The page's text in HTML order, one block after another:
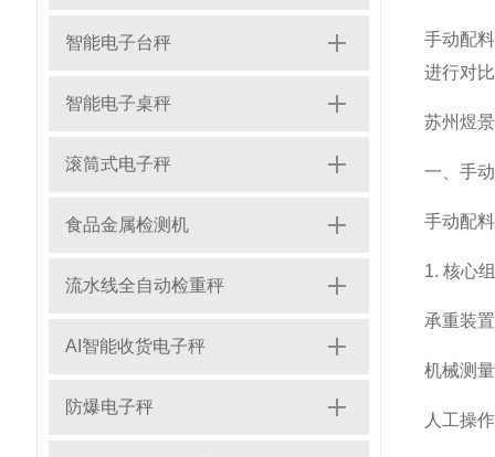
智能电子台秤
智能电子桌秤
滚筒式电子秤
食品金属检测机
流水线全自动检重秤
AI智能收货电子秤
防爆电子秤
手动配
进行对
苏州煜
一、手
手动配
1. 核心
承重装
机械测
人工操